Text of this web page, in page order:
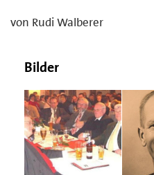
von Rudi Walberer
Bilder